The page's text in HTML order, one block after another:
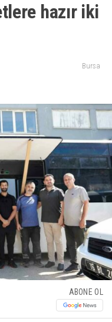
hazır iki
Bursa
ABONE OL